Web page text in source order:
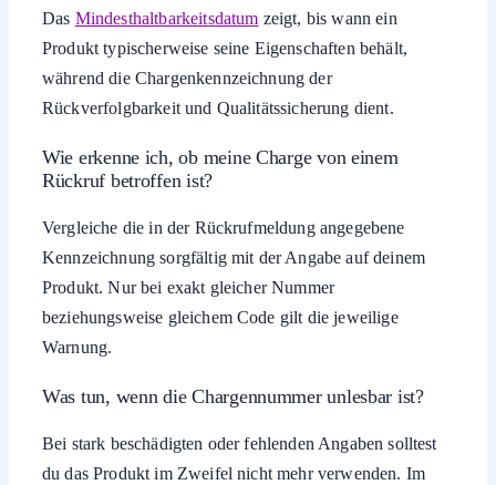
Das Mindesthaltbarkeitsdatum zeigt, bis wann ein
Produkt typischerweise seine Eigenschaften behält,
während die Chargenkennzeichnung der
Rückverfolgbarkeit und Qualitätssicherung dient.
Wie erkenne ich, ob meine Charge von einem
Rückruf betroffen ist?
Vergleiche die in der Rückrufmeldung angegebene
Kennzeichnung sorgfältig mit der Angabe auf deinem
Produkt. Nur bei exakt gleicher Nummer
beziehungsweise gleichem Code gilt die jeweilige
Warnung.
Was tun, wenn die Chargennummer unlesbar ist?
Bei stark beschädigten oder fehlenden Angaben solltest
du das Produkt im Zweifel nicht mehr verwenden. Im